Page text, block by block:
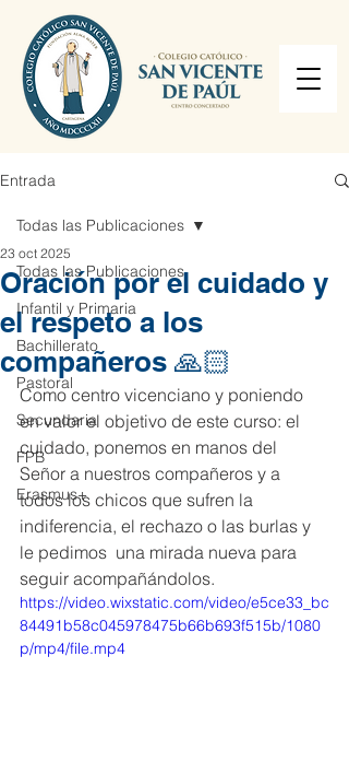
Entrada
Todas las Publicaciones
Infantil y Primaria
Bachillerato
Pastoral
Secundaria
FPB
Erasmus+
Todas las Publicaciones
Oración por el cuidado y
el respeto a los
compañeros 🙏🏻
23 oct 2025
Como centro vicenciano y poniendo
en valor el objetivo de este curso: el
cuidado, ponemos en manos del
Señor a nuestros compañeros y a
todos los chicos que sufren la
indiferencia, el rechazo o las burlas y
le pedimos  una mirada nueva para
seguir acompañándolos.
https://video.wixstatic.com/video/e5ce33_bc
84491b58c045978475b66b693f515b/1080
p/mp4/file.mp4